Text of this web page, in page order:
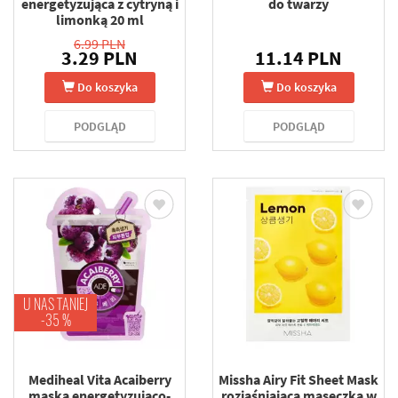
energetyzująca z cytryną i
limonką 20 ml
6.99 PLN
3.29 PLN
Do koszyka
PODGLĄD
do twarzy
11.14 PLN
Do koszyka
PODGLĄD
U NAS TANIEJ
-35 %
Mediheal Vita Acaiberry
Missha Airy Fit Sheet Mask